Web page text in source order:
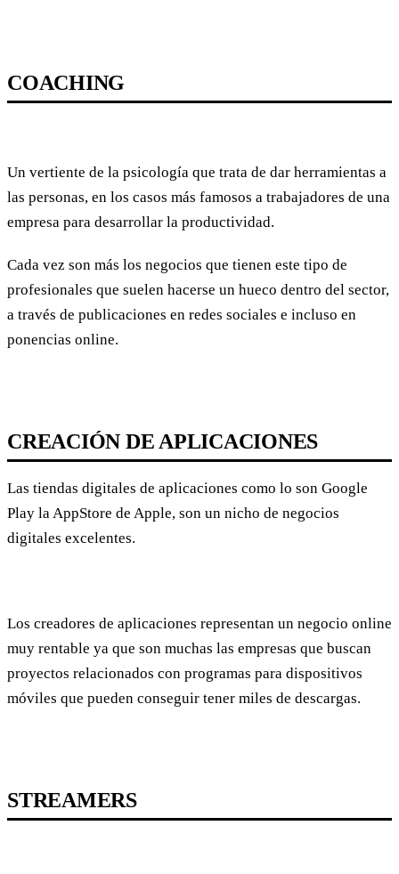
COACHING
Un vertiente de la psicología que trata de dar herramientas a
las personas, en los casos más famosos a trabajadores de una
empresa para desarrollar la productividad.
Cada vez son más los negocios que tienen este tipo de
profesionales que suelen hacerse un hueco dentro del sector,
a través de publicaciones en redes sociales e incluso en
ponencias online.
CREACIÓN DE APLICACIONES
Las tiendas digitales de aplicaciones como lo son Google
Play la AppStore de Apple, son un nicho de negocios
digitales excelentes.
Los creadores de aplicaciones representan un negocio online
muy rentable ya que son muchas las empresas que buscan
proyectos relacionados con programas para dispositivos
móviles que pueden conseguir tener miles de descargas.
STREAMERS